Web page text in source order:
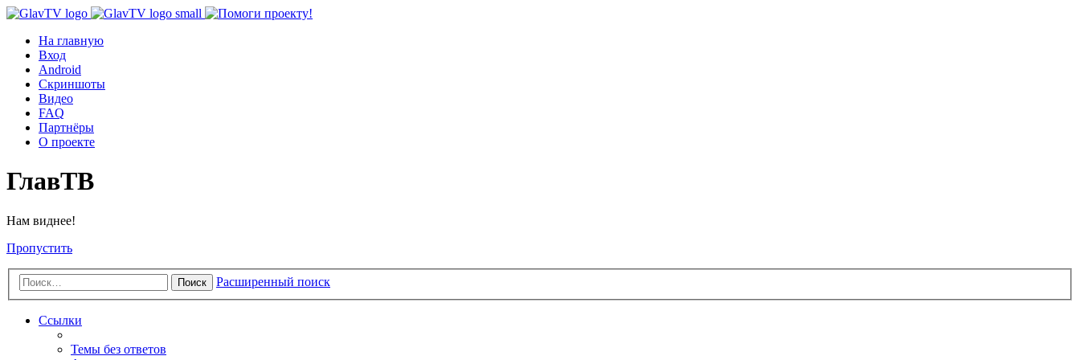
На главную
Вход
Android
Скриншоты
Видео
FAQ
Партнёры
О проекте
ГлавТВ
Нам виднее!
Пропустить
Поиск Расширенный поиск
Ссылки
Темы без ответов